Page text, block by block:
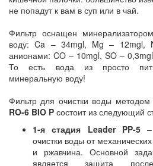
не попадут к вам в суп или в чай.
Фильтр оснащен
воду: Ca – 34mgl, Mg – 12mgl,
анионами: CO – 10mgl, SO –
То есть вода из просто
минеральную воду!
Фильтр для очистки воды
RO-6 BIO P состоит из следующий
1-я стадия Leader PP-5
очистки воды от
и ржавчина. Основной
является защита